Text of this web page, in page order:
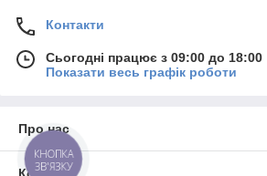
Контакти
Сьогодні працює з 09:00 до 18:00
Показати весь графік роботи
Про нас
КНОПКА
ЗВ'ЯЗКУ